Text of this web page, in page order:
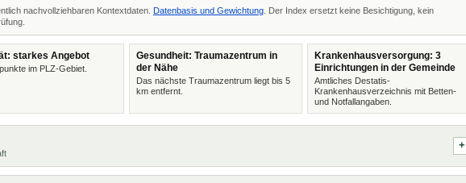
nachvollziehbaren Kontextdaten. Datenbasis und Gewichtung . Der Index ersetzt keine Besichtigung, kein
starkes Angebot
im PLZ-Gebiet.
Gesundheit: Traumazentrum in
der Nähe
Das nächste Traumazentrum liegt bis 5
km entfernt.
Krankenhausversorgung: 3
Einrichtungen in der Gemeinde
Amtliches Destatis-
Krankenhausverzeichnis mit Betten-
und Notfallangaben.